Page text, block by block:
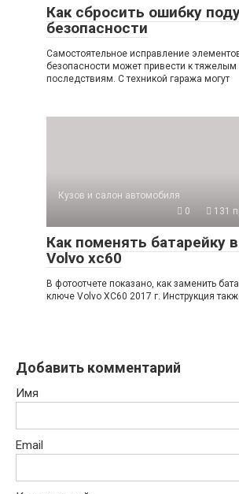
Как сбросить ошибку
безопасности
Самостоятельное исправление
безопасности может привести к тяжелым
последствиям. С техникой гаража могут
Кузов и салон автомобиля
0
131
Как поменять батарейку
Volvo xc60
В фотоотчете показано, как заменить
ключе Volvo XC60 2017 г. Инструкция
Добавить комментарий
Имя
Email